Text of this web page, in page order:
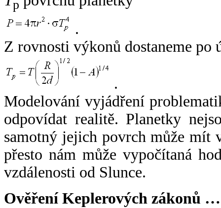
p
.
Z rovnosti výkonů dostaneme po
.
Modelování vyjádření
odpovídat realitě. Planetky
samotný jejich povrch může mít
přesto nám může vypočítaná
vzdálenosti od Slunce.
Ověření Keplerových zákonů …